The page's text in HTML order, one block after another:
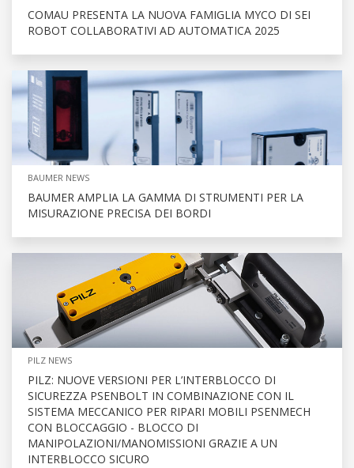
COMAU PRESENTA LA NUOVA FAMIGLIA MYCO DI SEI
ROBOT COLLABORATIVI AD AUTOMATICA 2025
BAUMER NEWS
BAUMER AMPLIA LA GAMMA DI STRUMENTI PER LA
MISURAZIONE PRECISA DEI BORDI
PILZ NEWS
PILZ: NUOVE VERSIONI PER L’INTERBLOCCO DI
SICUREZZA PSENBOLT IN COMBINAZIONE CON IL
SISTEMA MECCANICO PER RIPARI MOBILI PSENMECH
CON BLOCCAGGIO - BLOCCO DI
MANIPOLAZIONI/MANOMISSIONI GRAZIE A UN
INTERBLOCCO SICURO